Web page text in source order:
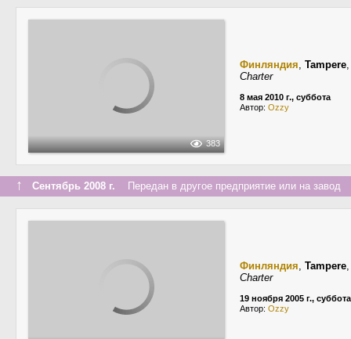
383
Финляндия, Tampere
Charter
8 мая 2010 г., суббота
Автор: Ozzy
↑ Сентябрь 2008 г. Передан в другое предприятие или на завод
Финляндия, Tampere
Charter
19 ноября 2005 г., суббота
Автор: Ozzy